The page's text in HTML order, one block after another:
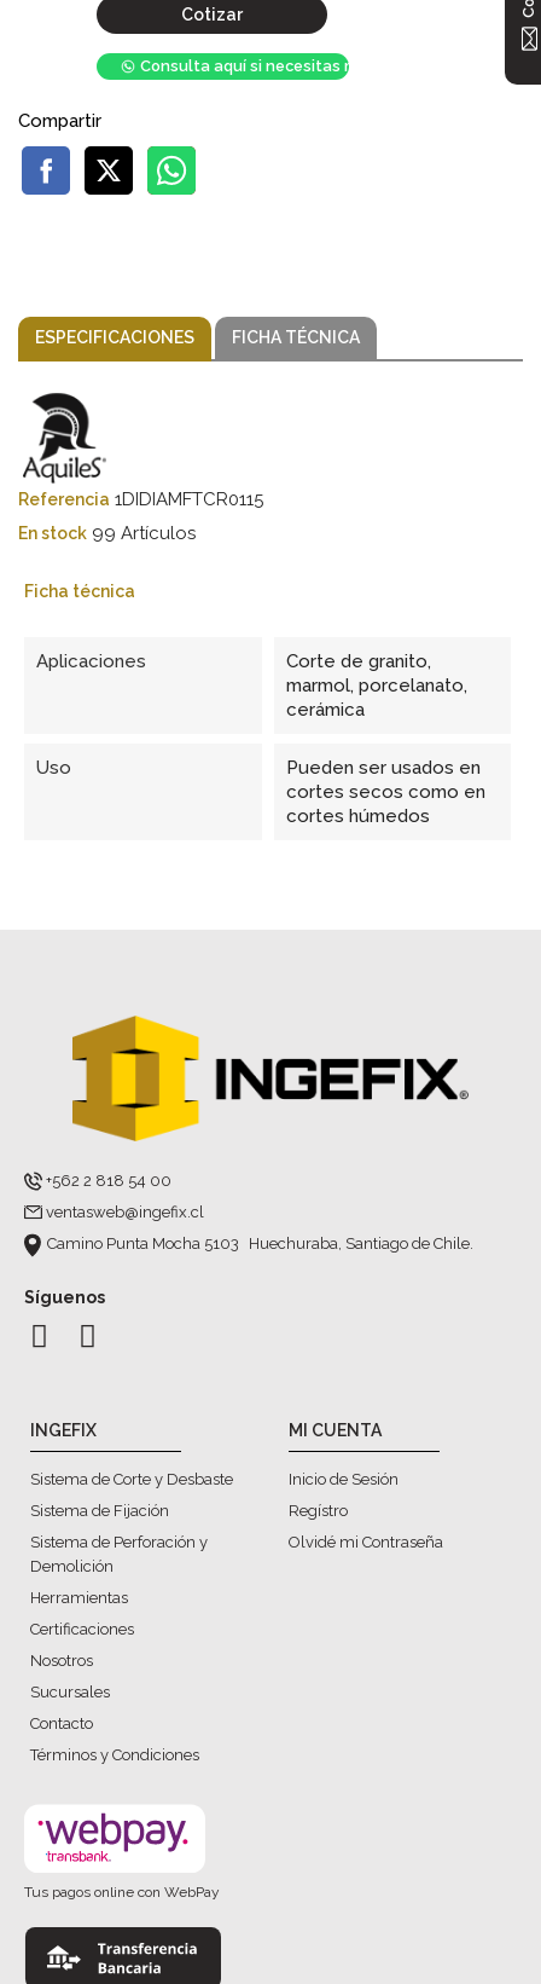
Cotizar
Consulta aquí si necesitas mayor stock
Compartir
ESPECIFICACIONES FICHA TÉCNICA
Referencia 1DIDIAMFTCR0115
En stock 99 Artículos
Ficha técnica
Aplicaciones
Corte de granito,
marmol, porcelanato,
cerámica
Uso
Pueden ser usados en
cortes secos como en
cortes húmedos
+562 2 818 54 00
ventasweb@ingefix.cl
Camino Punta Mocha 5103 Huechuraba, Santiago de Chile.
Síguenos
INGEFIX
Sistema de Corte y Desbaste
Sistema de Fijación
Sistema de Perforación y
Demolición
Herramientas
Certificaciones
Nosotros
Sucursales
Contacto
Términos y Condiciones
MI CUENTA
Inicio de Sesión
Regístro
Olvidé mi Contraseña
Tus pagos online con WebPay